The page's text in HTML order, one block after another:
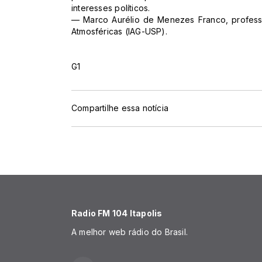
interesses políticos.
— Marco Aurélio de Menezes Franco,
Atmosféricas (IAG-USP).
G1
Compartilhe essa notícia
Radio FM 104 Itapolis
A melhor web rádio do Brasil.